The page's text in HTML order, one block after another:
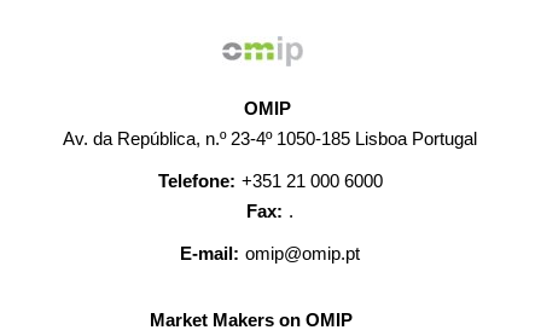
OMIP
Av. da República, n.º 23-4º 1050-185 Lisboa Portugal
Telefone: +351 21 000 6000
Fax: .
E-mail: omip@omip.pt
Market Makers on OMIP